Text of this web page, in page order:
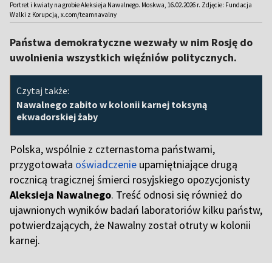
Portret i kwiaty na grobie Aleksieja Nawalnego. Moskwa, 16.02.2026 r. Zdjęcie: Fundacja
Walki z Korupcją, x.com/teamnavalny
Państwa demokratyczne wezwały w nim Rosję do
uwolnienia wszystkich więźniów politycznych.
Czytaj także:
Nawalnego zabito w kolonii karnej toksyną
ekwadorskiej żaby
Polska, wspólnie z czternastoma państwami,
przygotowała oświadczenie upamiętniające drugą
rocznicą tragicznej śmierci rosyjskiego opozycjonisty
Aleksieja Nawalnego. Treść odnosi się również do
ujawnionych wyników badań laboratoriów kilku państw,
potwierdzających, że Nawalny został otruty w kolonii
karnej.